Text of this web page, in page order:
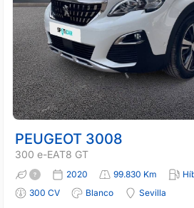
PEUGEOT 3008
300 e-EAT8 GT
2020 99.830 Km
300 CV
Blanco
Sevilla